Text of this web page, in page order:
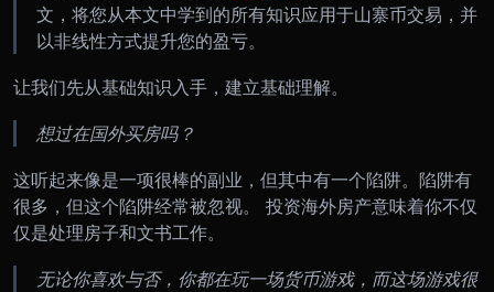
文，将您从本文中学到的所有知识应用于山寨币交易，并
以非线性方式提升您的盈亏。
让我们先从基础知识入手，建立基础理解。
想过在国外买房吗？
这听起来像是一项很棒的副业，但其中有一个陷阱。陷阱有
很多，但这个陷阱经常被忽视。 投资海外房产意味着你不仅
仅是处理房子和文书工作。
无论你喜欢与否，你都在玩一场货币游戏，而这场游戏很